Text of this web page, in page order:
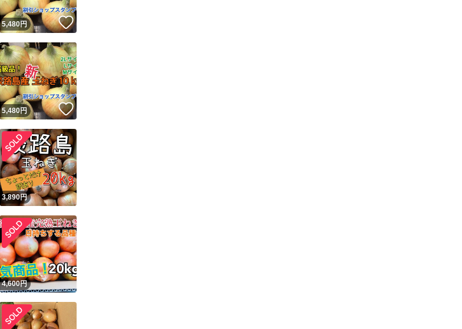
ます
このユーザーは高頻度で24時間以内に発送しています
このユーザーは設定した発送日数内に発送しています
ね！
5,480円 いいね！
ね！
5,480円 いいね！
ね！
3,890円
4,600円